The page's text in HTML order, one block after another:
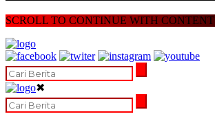
SCROLL TO CONTINUE WITH CONTENT
✖